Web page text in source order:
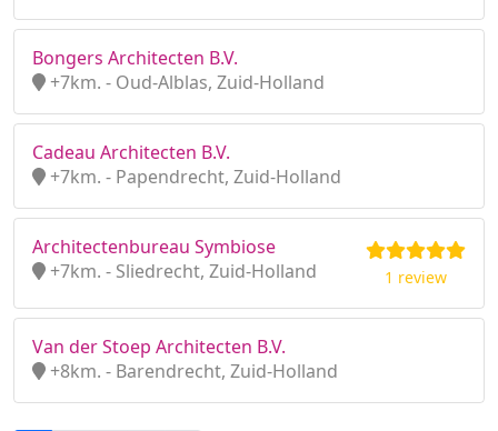
Bongers Architecten B.V.
+7km. - Oud-Alblas, Zuid-Holland
Cadeau Architecten B.V.
+7km. - Papendrecht, Zuid-Holland
Architectenbureau Symbiose
+7km. - Sliedrecht, Zuid-Holland
1 review
Van der Stoep Architecten B.V.
+8km. - Barendrecht, Zuid-Holland